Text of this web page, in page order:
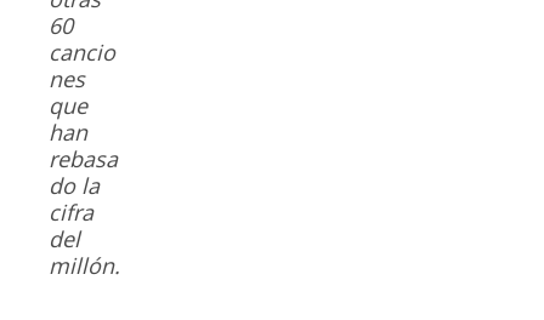
60
cancio
nes
que
han
rebasa
do la
cifra
del
millón.